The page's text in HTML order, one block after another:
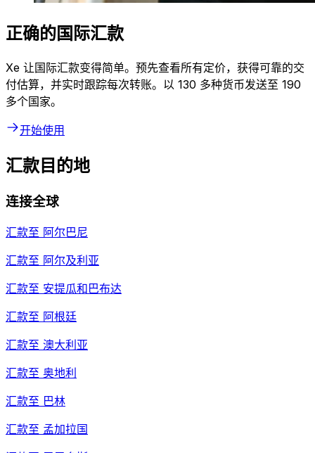
正确的国际汇款
Xe 让国际汇款变得简单。预先查看所有定价，获得可靠的交
付估算，并实时跟踪每次转账。以 130 多种货币发送至 190
多个国家。
开始使用
汇款目的地
连接全球
汇款至 阿尔巴尼
汇款至 阿尔及利亚
汇款至 安提瓜和巴布达
汇款至 阿根廷
汇款至 澳大利亚
汇款至 奥地利
汇款至 巴林
汇款至 孟加拉国